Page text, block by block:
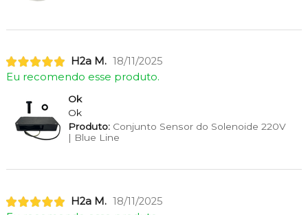
H2a M. 18/11/2025
Eu recomendo esse produto.
Ok
Ok
Produto:Conjunto Sensor do Solenoide 220V
| Blue Line
H2a M. 18/11/2025